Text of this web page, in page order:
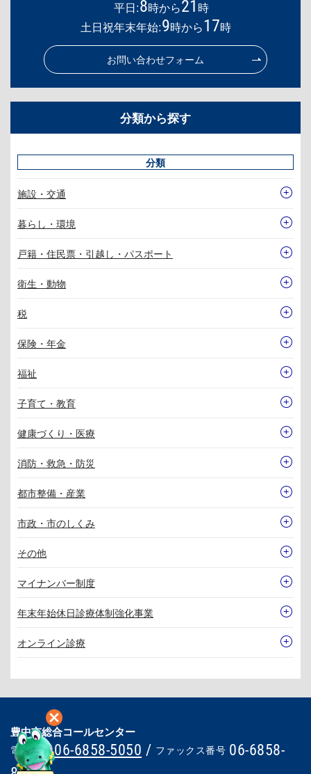
平日:8時から21 時
土日祝年末年始:9時から17時
お問い合わせフォーム
分類から探す
分類
施設・交通
暮らし・環境
戸籍・住民票・引越し・パスポート
衛生・動物
税
保険・年金
福祉
子育て・教育
健康づくり・医療
消防・救急・防災
都市整備・産業
市政・市のしくみ
その他
マイナンバー制度
年末年始休日診療体制強化事業
オンライン診療
豊中市総合コールセンター
電話番号 06-6858-5050 / ファックス番号 06-6858-